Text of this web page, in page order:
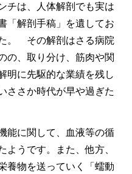
チは、人体解剖でも実は
「解剖手稿」を遺してお
。 その解剖はさる病院
の、取り分け、筋肉や関
明に先駆的な業績を残し
ささか時代が早や過ぎた
能に関して、血液等の循
ようです。また、他方、
養物を送っていく「蠕動